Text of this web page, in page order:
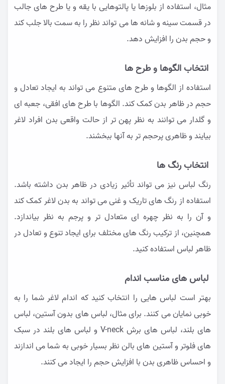
مثال، استفاده از بلوزها یا پالتوهایی با یقه و یا طرح های جالب
در قسمت سینه و شانه ها می تواند نظر را به سمت بالا جلب کند
و حجم بدن را افزایش دهد.
انتخاب الگوها و طرح ها
استفاده از الگوها و طرح های متنوع می تواند به ایجاد تعادل و
حجم در ظاهر بدن کمک کند. الگوها با طرح های افقی، جعبه ای
و گلدار می توانند به نظر پهن تر از حالت واقعی بدن افراد لاغر
بیایند و ظاهری پرحجم تر به آنها ببخشند.
انتخاب رنگ ها
رنگ لباس نیز می تواند تأثیر زیادی در ظاهر بدن داشته باشد.
استفاده از رنگ های تاریک و غنی می تواند به بدن لاغر کمک کند
و آن را به نظر چهره ای متعادل تر و پرجم به نظر بیاندازد.
همچنین، از ترکیب رنگ های مختلف برای ایجاد تنوع و تعادل در
ظاهر لباس استفاده کنید.
لباس های مناسب اندام
بهتر است لباس هایی را انتخاب کنید که اندام لاغر شما را به
خوبی نمایان می کنند. برای مثال، لباس های بدون آستین، لباس
های بلند، لباس های برش V-neck و لباس های بلند در سبک
های فلوتر و آستین های بالن نظر بسیار خوبی به شما می اندازند
و احساس ظاهری بدن با افزایش حجم را ایجاد می کنند.